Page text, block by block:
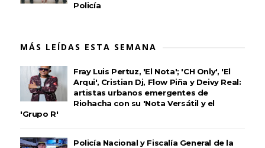
Policía
MÁS LEÍDAS ESTA SEMANA
Fray Luis Pertuz, 'El Nota'; 'CH Only', 'El
Arqui', Cristian Dj, Flow Piña y Deivy Real:
artistas urbanos emergentes de
Riohacha con su 'Nota Versátil y el
'Grupo R'
Policía Nacional y Fiscalía General de la